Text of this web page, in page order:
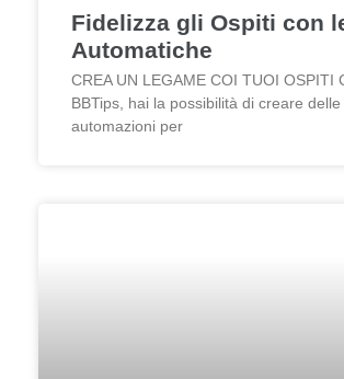
Fidelizza gli Ospiti con
Automatiche
CREA UN LEGAME COI TUOI OSPITI
BBTips, hai la possibilità di creare delle
automazioni per